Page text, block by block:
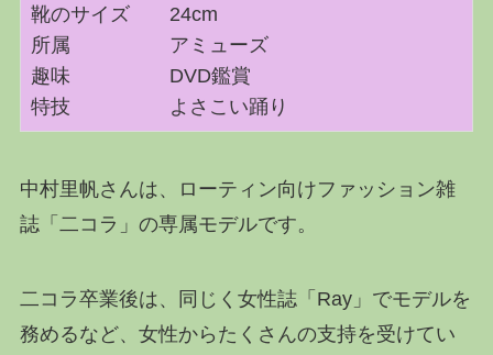
靴のサイズ 24cm
所属 アミューズ
趣味 DVD鑑賞
特技 よさこい踊り
中村里帆さんは、ローティン向けファッション雑
誌「二コラ」の専属モデルです。
二コラ卒業後は、同じく女性誌「Ray」でモデルを
務めるなど、女性からたくさんの支持を受けてい